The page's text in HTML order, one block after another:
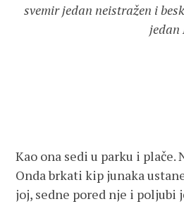
svemir jedan neistražen i
jedan
Kao ona sedi u parku i plače.
Onda brkati kip junaka
joj, sedne pored nje i poljubi